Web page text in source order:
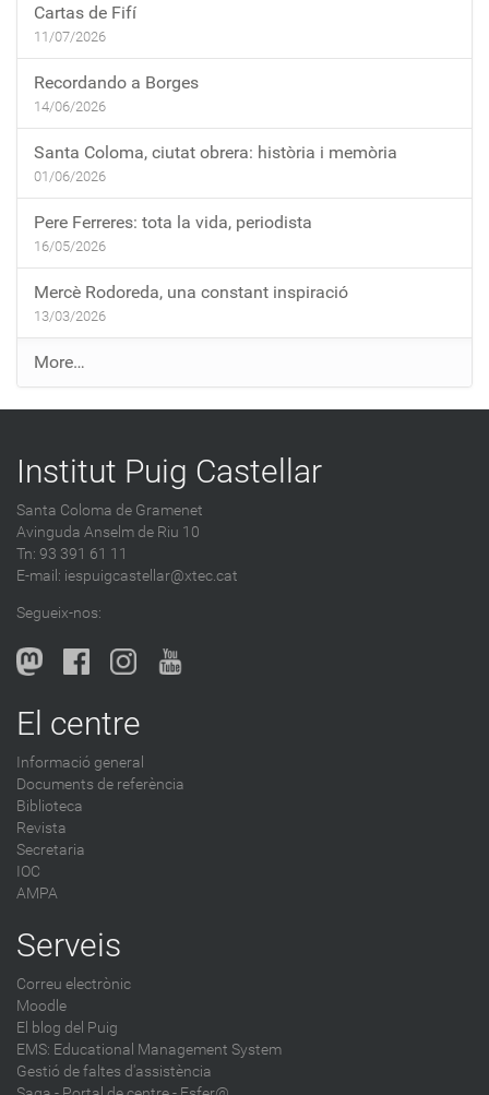
Cartas de Fifí
11/07/2026
Recordando a Borges
14/06/2026
Santa Coloma, ciutat obrera: història i memòria
01/06/2026
Pere Ferreres: tota la vida, periodista
16/05/2026
Mercè Rodoreda, una constant inspiració
13/03/2026
E
n
t
a
e
s
a
b
l
o
-
More…
Institut Puig Castellar
Santa Coloma de Gramenet
Avinguda Anselm de Riu 10
Tn: 93 391 61 11
E-mail: iespuigcastellar@xtec.cat
Segueix-nos:
El centre
Informació general
Documents de referència
Biblioteca
Revista
Secretaria
IOC
AMPA
Serveis
Correu electrònic
Moodle
El blog del Puig
EMS: Educational Management System
Gestió de faltes d'assistència